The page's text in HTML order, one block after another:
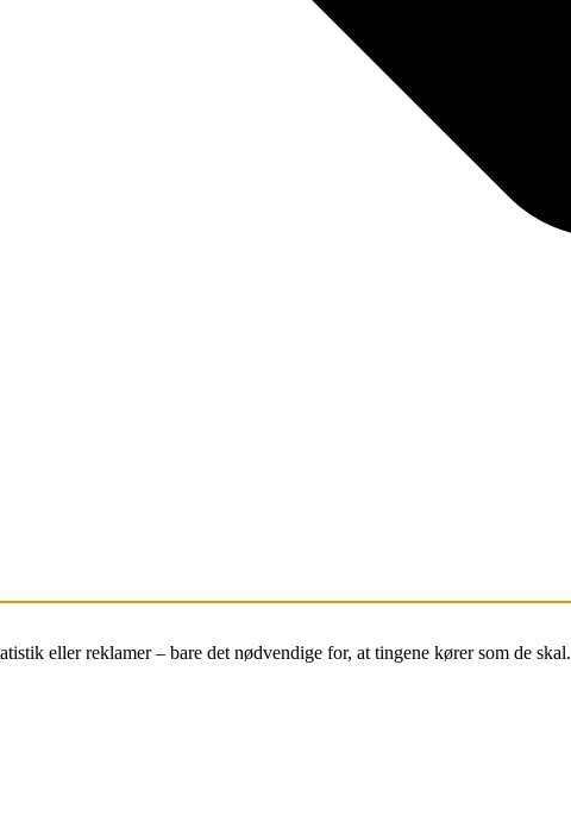
eller reklamer – bare det nødvendige for, at tingene kører som de skal.